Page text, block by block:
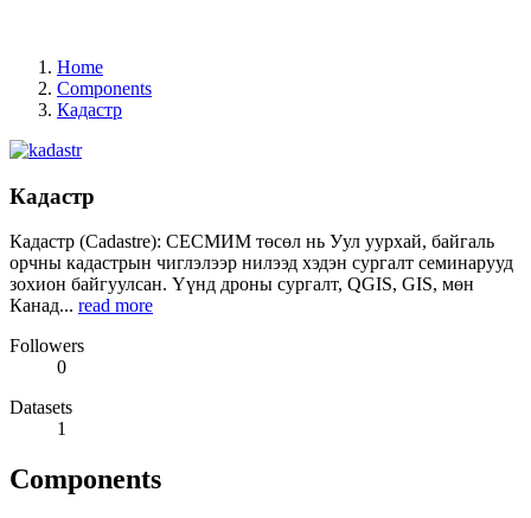
Home
Components
Кадастр
Кадастр
Кадастр (Cadastre): СЕСМИМ төсөл нь Уул уурхай, байгаль
орчны кадастрын чиглэлээр нилээд хэдэн сургалт семинарууд
зохион байгуулсан. Үүнд дроны сургалт, QGIS, GIS, мөн
Канад... read more
Followers
0
Datasets
1
Components